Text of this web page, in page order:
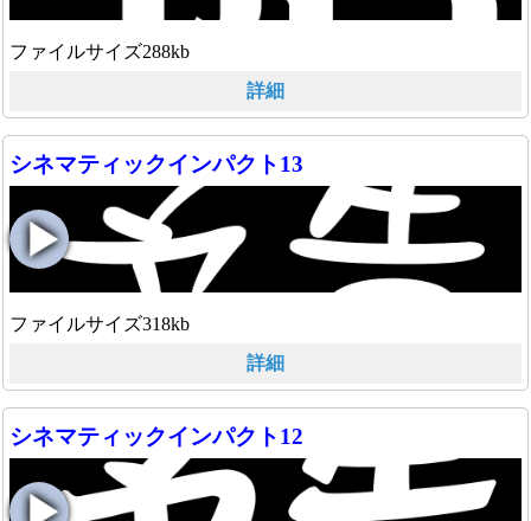
ファイルサイズ288kb
詳細
シネマティックインパクト13
ファイルサイズ318kb
詳細
シネマティックインパクト12